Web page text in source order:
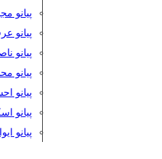
پیانو
پیانو
پیانو
پیانو
پیانو
پیانو
پیانو